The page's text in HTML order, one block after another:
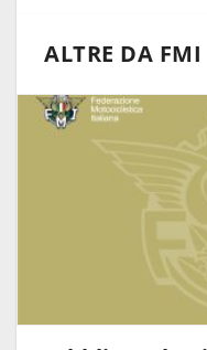
ALTRE DA FMI